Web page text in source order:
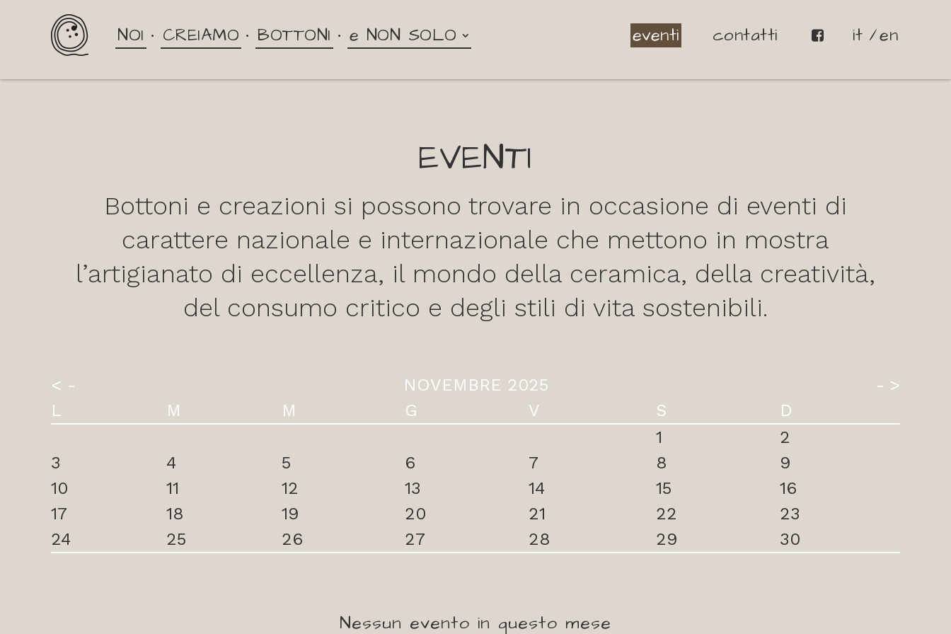
NOI CREIAMO BOTTONI e NON SOLO eventi contatti it en
EVENTI
Bottoni e creazioni si possono trovare in occasione di eventi di
carattere nazionale e internazionale che mettono in mostra
l’artigianato di eccellenza, il mondo della ceramica, della creatività,
del consumo critico e degli stili di vita sostenibili.
NOVEMBRE 2025
L
M M G V S D
< - - >
1
2
3
4 5 6 7 8
9
10
11 12 13 14 15
16
17
18 19 20 21 22
23
24
25 26 27 28 29 30
Nessun evento in questo mese